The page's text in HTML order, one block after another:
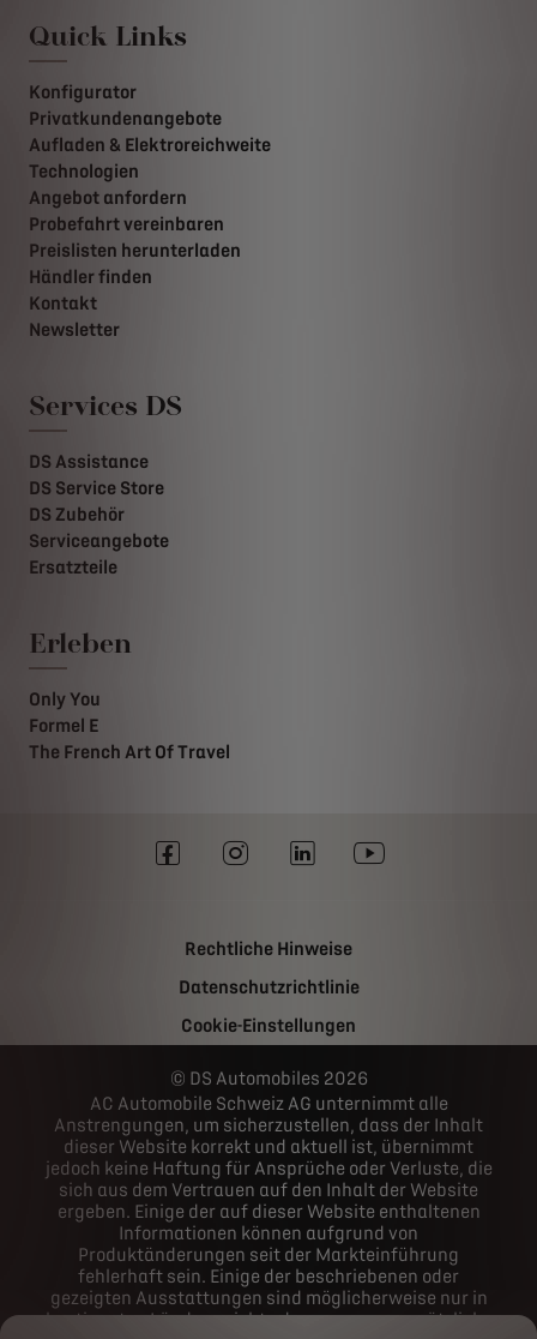
Quick Links
Konfigurator
Privatkundenangebote
Aufladen & Elektroreichweite
Technologien
Angebot anfordern
Probefahrt vereinbaren
Preislisten herunterladen
Händler finden
Kontakt
Newsletter
Services DS
DS Assistance
DS Service Store
DS Zubehör
Serviceangebote
Ersatzteile
Erleben
Only You
Formel E
The French Art Of Travel
Rechtliche Hinweise
Datenschutzrichtlinie
Cookie-Einstellungen
DS Automobiles 2026
AC Automobile Schweiz AG unternimmt alle
Anstrengungen, um sicherzustellen, dass der Inhalt
dieser Website korrekt und aktuell ist, übernimmt
jedoch keine Haftung für Ansprüche oder Verluste, die
sich aus dem Vertrauen auf den Inhalt der Website
ergeben. Einige der auf dieser Website enthaltenen
Informationen können aufgrund von
Produktänderungen seit der Markteinführung
fehlerhaft sein. Einige der beschriebenen oder
gezeigten Ausstattungen sind möglicherweise nur in
bestimmten Ländern nicht oder nur gegen zusätzliche